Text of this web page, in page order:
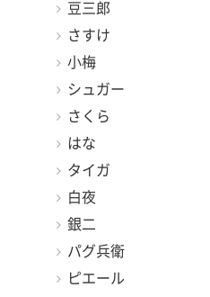
豆三郎
さすけ
小梅
シュガー
さくら
はな
タイガ
白夜
銀二
パグ兵衛
ピエール